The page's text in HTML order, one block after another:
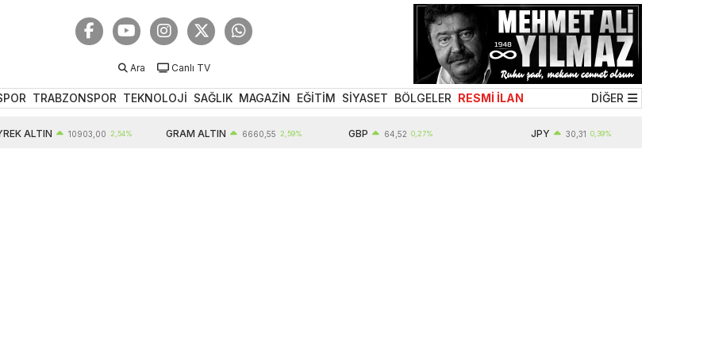
Ara Canlı TV
TRABZONSPOR TEKNOLOJİ SAĞLIK MAGAZİN EĞİTİM SİYASET BÖLGELER RESMİ İLAN DİĞER
ALTIN 10903,00 2,54% GRAM ALTIN 6660,55 2,59% GBP 64,52 0,27% JPY 30,31 0,39%